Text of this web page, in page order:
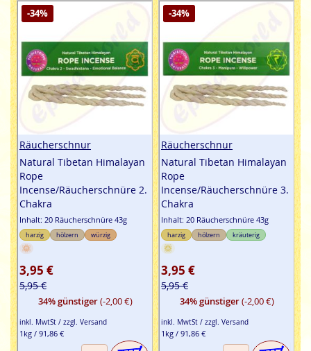
-34%
Räucherschnur
Natural Tibetan Himalayan
Rope
Incense/Räucherschnüre 2.
Chakra
Inhalt: 20 Räucherschnüre 43g
harzig hölzern würzig
3,95 €
5,95 €
34% günstiger(-2,00 €)
inkl. MwtSt / zzgl. Versand
1kg / 91,86 €
-34%
Räucherschnur
Natural Tibetan Himalayan
Rope
Incense/Räucherschnüre 3.
Chakra
Inhalt: 20 Räucherschnüre 43g
harzig hölzern kräuterig
3,95 €
5,95 €
34% günstiger(-2,00 €)
inkl. MwtSt / zzgl. Versand
1kg / 91,86 €